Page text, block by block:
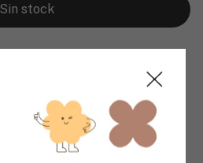
para amantes de los perros
a mano.
x 15 cm) incluye 32 hojas
para llevar en tu mochila o
momento. ¡Un accesorio